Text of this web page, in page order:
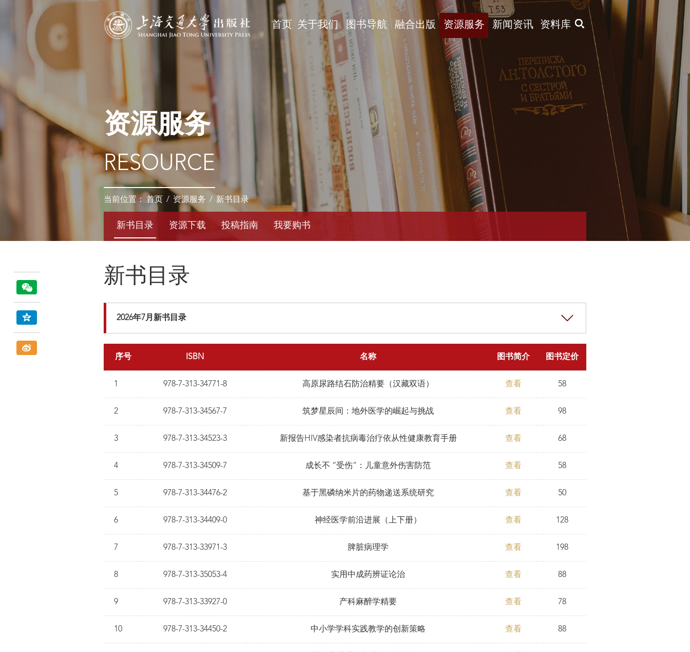
X
首页 关于我们 图书导航 融合出版 资源服务 新闻资讯 资料库
资源服务
RESOURCE
当前位置： 首页 / 资源服务 / 新书目录
新书目录 资源下载 投稿指南 我要购书
新书目录
2026年7月新书目录
序号 ISBN 名称 图书简介 图书定价
1 978-7-313-34771-8 高原尿路结石防治精要（汉藏双语） 查看 58
2 978-7-313-34567-7 筑梦星辰间：地外医学的崛起与挑战 查看 98
3 978-7-313-34523-3 新报告HIV感染者抗病毒治疗依从性健康教育手册 查看 68
4 978-7-313-34509-7 成长不 “受伤”：儿童意外伤害防范 查看 58
5 978-7-313-34476-2 基于黑磷纳米片的药物递送系统研究 查看 50
6 978-7-313-34409-0 神经医学前沿进展（上下册） 查看 128
7 978-7-313-33971-3 脾脏病理学 查看 198
8 978-7-313-35053-4 实用中成药辨证论治 查看 88
9 978-7-313-33927-0 产科麻醉学精要 查看 78
10 978-7-313-34450-2 中小学学科实践教学的创新策略 查看 88